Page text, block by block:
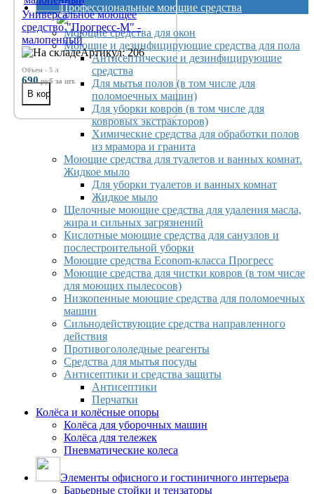
Профессиональные моющие средства
Моющие средства для окон
Моющие и дезинфицирующие средства для пола
Антисептические и дезинфицирующие
средства
Для мытья полов (в том числе для
поломоечных машин)
Для уборки ковров (в том числе для
ковровых экстракторов)
Химические средства для обработки полов
из мрамора и гранита
Моющие средства для туалетов и ванных комнат.
Жидкое мыло
Для уборки туалетов и ванных комнат
Жидкое мыло
Щелочные моющие средства для удаления масла,
жира и сильных загрязнений
Кислотные моющие средства для санузлов и
послестроительной уборки
Моющие средства Econom-класса Прогресс
Моющие средства для чистки ковров (в том числе
для моющих пылесосов)
Низкопенные моющие средства для поломоечных
машин
Сильнодействующие средства направленного
действия
Противогололедные реагенты
Средства для мытья посуды
Антисептики и средства защиты
Антисептики
Перчатки
Колёса и колёсные опоры
Колёса для уборочных машин
Колёса для тележек
Пневматические колеса
Элементы офисного и гостиничного интерьера
Барьерные стойки и тензаторы
Универсальное моющее
средство "Прогресс-М" -
малопенный
Артикул: 206
Объем - 5 л
690руб за шт.